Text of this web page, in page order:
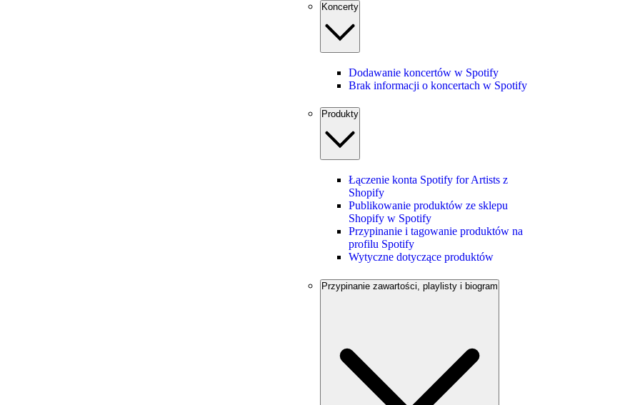
Koncerty
Dodawanie koncertów w Spotify
Brak informacji o koncertach w Spotify
Produkty
Łączenie konta Spotify for Artists z
Shopify
Publikowanie produktów ze sklepu
Shopify w Spotify
Przypinanie i tagowanie produktów na
profilu Spotify
Wytyczne dotyczące produktów
Przypinanie zawartości, playlisty i biogram